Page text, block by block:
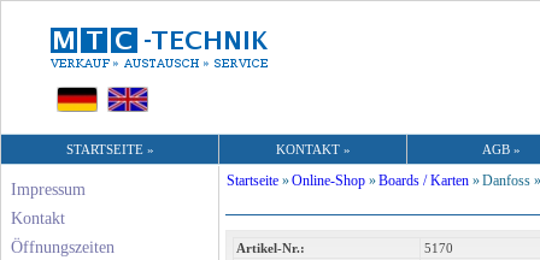
STARTSEITE » KONTAKT » AGB »
Impressum
Kontakt
Öffnungszeiten
Startseite »Online-Shop »Boards / Karten »Danfoss »
Artikel-Nr.:
5170